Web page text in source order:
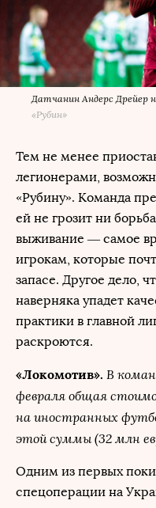
Датчанин Андерс Дрейер
«Рубин»
Тем не менее
легионерами,
«Рубину». Команда
ей не грозит ни
выживание — самое
игрокам, которые
запасе. Другое дело,
наверняка упадет
практики в главной
раскроются.
«Локомотив». В
февраля общая
на иностранных
этой суммы (32 млн
Одним из первых
спецоперации на